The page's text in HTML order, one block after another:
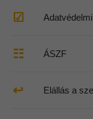
☑
☷ ÁSZF
↩ Elállás a